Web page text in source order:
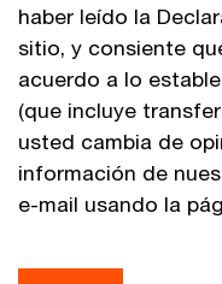
haber leído la
sitio, y consiente
acuerdo a lo
(que incluye
usted cambia de
información de
e-mail usando la